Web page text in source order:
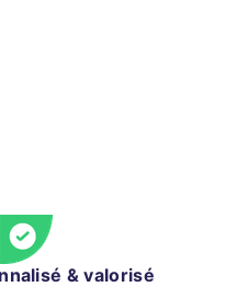
& valorisé